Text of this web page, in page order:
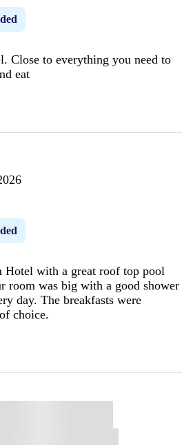
Close to everything you need to
eat
Hotel with a great roof top pool
room was big with a good shower
day. The breakfasts were
choice.